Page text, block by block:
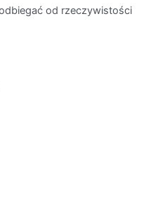
od rzeczywistości